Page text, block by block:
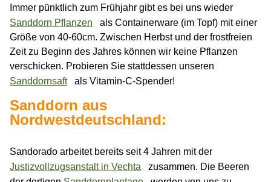
Immer pünktlich zum Frühjahr gibt es bei uns wieder
Sanddorn Pflanzen
als Containerware (im Topf) mit einer
Größe von 40-60cm. Zwischen Herbst und der frostfreien
Zeit zu Beginn des Jahres können wir keine Pflanzen
verschicken. Probieren Sie stattdessen unseren
Sanddornsaft
als Vitamin-C-Spender!
Sanddorn aus
Nordwestdeutschland:
Sandorado arbeitet bereits seit 4 Jahren mit der
Justizvollzugsanstalt in Vechta
zusammen. Die Beeren